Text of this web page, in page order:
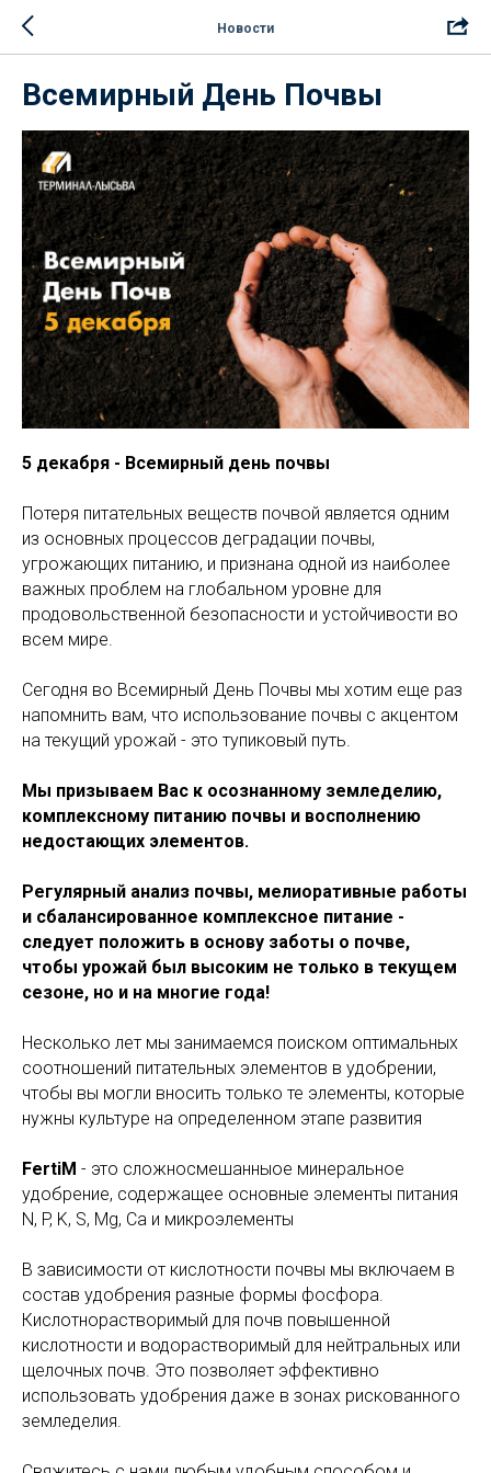
Новости
Всемирный День Почвы
5 декабря - Всемирный день почвы
Потеря питательных веществ почвой является одним
из основных процессов деградации почвы,
угрожающих питанию, и признана одной из наиболее
важных проблем на глобальном уровне для
продовольственной безопасности и устойчивости во
всем мире.
Сегодня во Всемирный День Почвы мы хотим еще раз
напомнить вам, что использование почвы с акцентом
на текущий урожай - это тупиковый путь.
Мы призываем Вас к осознанному земледелию,
комплексному питанию почвы и восполнению
недостающих элементов.
Регулярный анализ почвы, мелиоративные работы
и сбалансированное комплексное питание -
следует положить в основу заботы о почве,
чтобы урожай был высоким не только в текущем
сезоне, но и на многие года!
Несколько лет мы занимаемся поиском оптимальных
соотношений питательных элементов в удобрении,
чтобы вы могли вносить только те элементы, которые
нужны культуре на определенном этапе развития
FertiM - это сложносмешанныое минеральное
удобрение, содержащее основные элементы питания
N, P, K, S, Mg, Ca и микроэлементы
В зависимости от кислотности почвы мы включаем в
состав удобрения разные формы фосфора.
Кислотнорастворимый для почв повышенной
кислотности и водорастворимый для нейтральных или
щелочных почв. Это позволяет эффективно
использовать удобрения даже в зонах рискованного
земледелия.